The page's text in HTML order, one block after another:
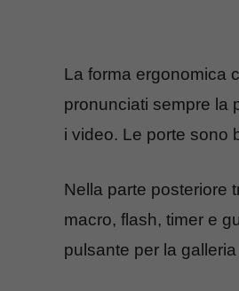
La forma ergonomica
pronunciati sempre la
i video. Le porte sono
Nella parte posteriore
macro, flash, timer e
pulsante per la